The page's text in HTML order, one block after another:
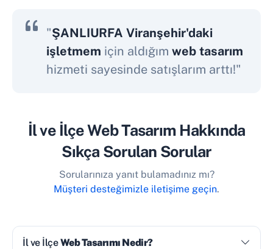
"ŞANLIURFA Viranşehir'daki
işletmem için aldığım web tasarım
hizmeti sayesinde satışlarım arttı!"
İl ve İlçe Web Tasarım Hakkında
Sıkça Sorulan Sorular
Sorularınıza yanıt bulamadınız mı?
Müşteri desteğimizle iletişime geçin.
İl ve İlçeWeb Tasarımı Nedir?